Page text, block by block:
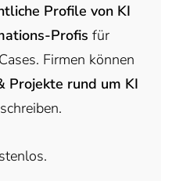
Profile von KI
Profis für
Firmen können
Projekte rund um KI